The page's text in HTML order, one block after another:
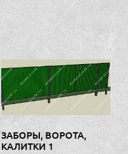
ЗАБОРЫ, ВОРОТА,
КАЛИТКИ 1